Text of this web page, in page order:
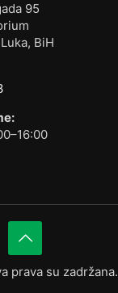
95
BiH
prava su zadržana.